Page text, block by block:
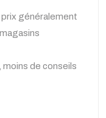
prix généralement
de conseils